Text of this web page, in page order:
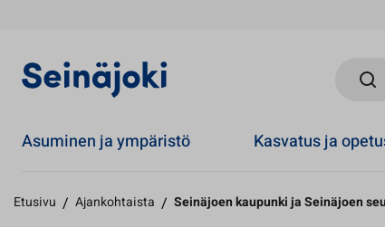
Hae
Asuminen ja ympäristö Kasvatus ja
Etusivu / Ajankohtaista / Seinäjoen kaupunki ja Seinäjoen